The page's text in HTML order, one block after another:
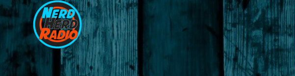
Zum
Inhalt
springen